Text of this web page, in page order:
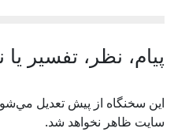
پیام، نظر، تفسیر یا
اين سخنگاه از پيش تعديل
سايت ظاهر نخواهد شد.